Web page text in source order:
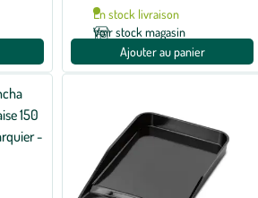
En stock livraison
Voir stock magasin
Ajouter au panier